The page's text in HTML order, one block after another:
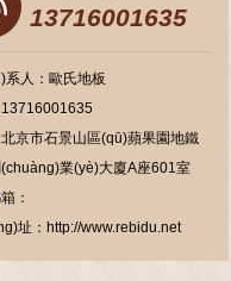
13716001635
系人：歐氏地板
13716001635
京市石景山區(qū)蘋果園地鐵
業(yè)大廈A座601室
：
址：http://www.rebidu.net